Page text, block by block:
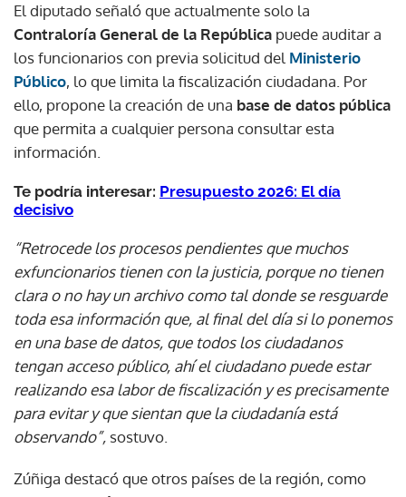
El diputado señaló que actualmente solo la
Contraloría General de la República puede auditar a
los funcionarios con previa solicitud del Ministerio
Público, lo que limita la fiscalización ciudadana. Por
ello, propone la creación de una base de datos pública
que permita a cualquier persona consultar esta
información.
Te podría interesar: Presupuesto 2026: El día
decisivo
“Retrocede los procesos pendientes que muchos
exfuncionarios tienen con la justicia, porque no tienen
clara o no hay un archivo como tal donde se resguarde
toda esa información que, al final del día si lo ponemos
en una base de datos, que todos los ciudadanos
tengan acceso público, ahí el ciudadano puede estar
realizando esa labor de fiscalización y es precisamente
para evitar y que sientan que la ciudadanía está
observando”, sostuvo.
Zúñiga destacó que otros países de la región, como